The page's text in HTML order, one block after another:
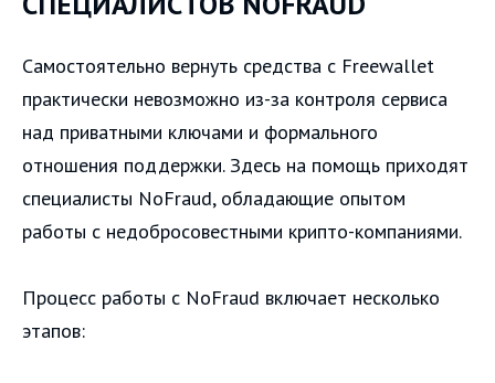
Самостоятельно вернуть средства с Freewallet
практически невозможно из-за контроля сервиса
над приватными ключами и формального
отношения поддержки. Здесь на помощь приходят
специалисты NoFraud, обладающие опытом
работы с недобросовестными крипто-компаниями.
Процесс работы с NoFraud включает несколько
этапов: